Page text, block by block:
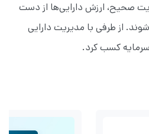
صحیح، ارزش دارایی‌ها از دست
از طرفی با مدیریت دارایی
سرمایه کسب کرد.